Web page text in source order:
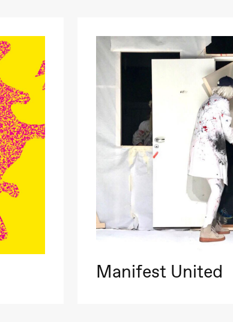
Store scene (Black Box teater)
Manifest United